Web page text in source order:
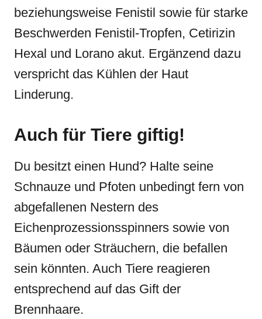
beziehungsweise Fenistil sowie für starke
Beschwerden Fenistil-Tropfen, Cetirizin
Hexal und Lorano akut. Ergänzend dazu
verspricht das Kühlen der Haut
Linderung.
Auch für Tiere giftig!
Du besitzt einen Hund? Halte seine
Schnauze und Pfoten unbedingt fern von
abgefallenen Nestern des
Eichenprozessionsspinners sowie von
Bäumen oder Sträuchern, die befallen
sein könnten. Auch Tiere reagieren
entsprechend auf das Gift der
Brennhaare.